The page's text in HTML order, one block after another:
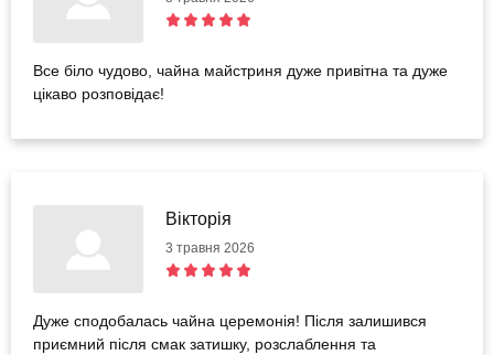
Все біло чудово, чайна майстриня дуже привітна та дуже
цікаво розповідає!
Вікторія
3 травня 2026
Дуже сподобалась чайна церемонія! Після залишився
приємний після смак затишку, розслаблення та